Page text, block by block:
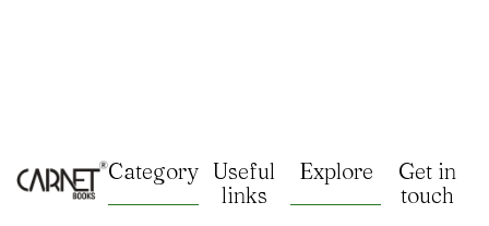
Category Useful
links
Explore
Get in
touch